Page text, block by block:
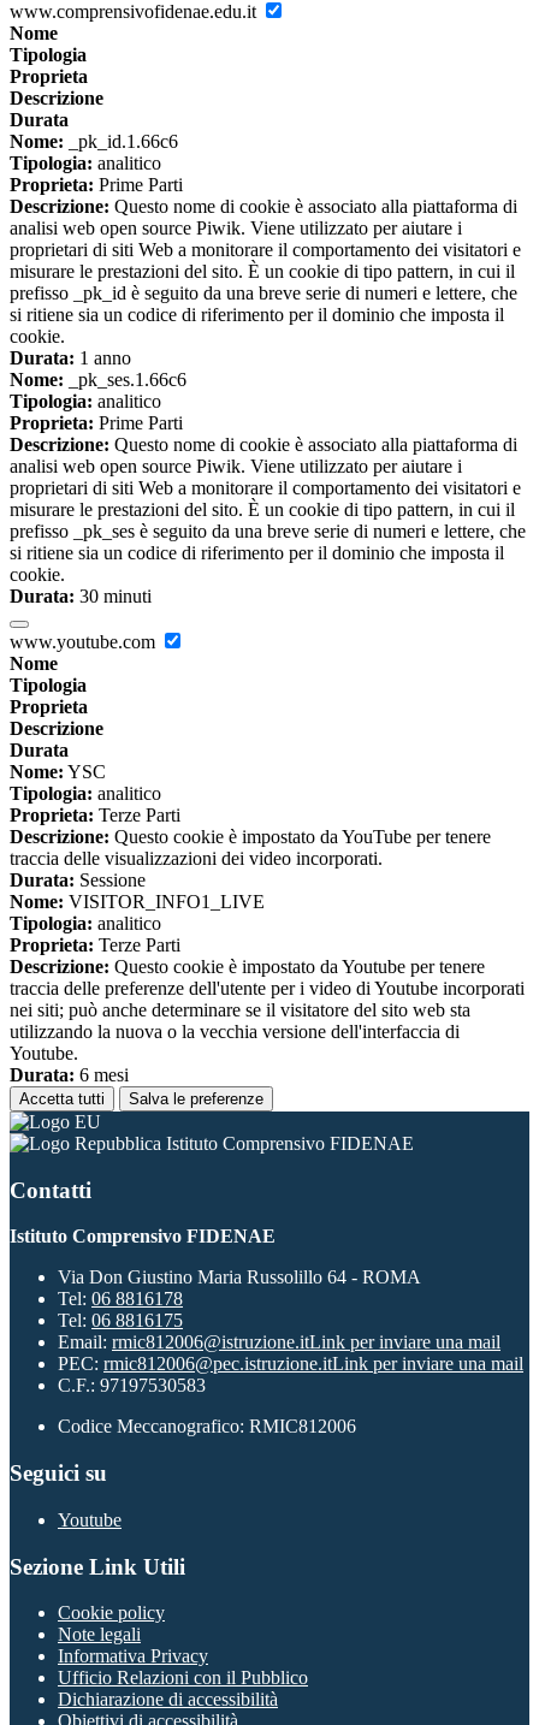
www.comprensivofidenae.edu.it
Nome
Tipologia
Proprieta
Descrizione
Durata
Nome: _pk_id.1.66c6
Tipologia: analitico
Proprieta: Prime Parti
Descrizione: Questo nome di cookie è associato alla piattaforma di
analisi web open source Piwik. Viene utilizzato per aiutare i
proprietari di siti Web a monitorare il comportamento dei visitatori e
misurare le prestazioni del sito. È un cookie di tipo pattern, in cui il
prefisso _pk_id è seguito da una breve serie di numeri e lettere, che
si ritiene sia un codice di riferimento per il dominio che imposta il
cookie.
Durata: 1 anno
Nome: _pk_ses.1.66c6
Tipologia: analitico
Proprieta: Prime Parti
Descrizione: Questo nome di cookie è associato alla piattaforma di
analisi web open source Piwik. Viene utilizzato per aiutare i
proprietari di siti Web a monitorare il comportamento dei visitatori e
misurare le prestazioni del sito. È un cookie di tipo pattern, in cui il
prefisso _pk_ses è seguito da una breve serie di numeri e lettere, che
si ritiene sia un codice di riferimento per il dominio che imposta il
cookie.
Durata: 30 minuti
www.youtube.com
Nome
Tipologia
Proprieta
Descrizione
Durata
Nome: YSC
Tipologia: analitico
Proprieta: Terze Parti
Descrizione: Questo cookie è impostato da YouTube per tenere
traccia delle visualizzazioni dei video incorporati.
Durata: Sessione
Nome: VISITOR_INFO1_LIVE
Tipologia: analitico
Proprieta: Terze Parti
Descrizione: Questo cookie è impostato da Youtube per tenere
traccia delle preferenze dell'utente per i video di Youtube incorporati
nei siti; può anche determinare se il visitatore del sito web sta
utilizzando la nuova o la vecchia versione dell'interfaccia di
Youtube.
Durata: 6 mesi
Accetta tutti Salva le preferenze
Istituto Comprensivo FIDENAE
Contatti
Istituto Comprensivo FIDENAE
Via Don Giustino Maria Russolillo 64 - ROMA
Tel: 06 8816178
Tel: 06 8816175
Email: rmic812006@istruzione.itLink per inviare una mail
PEC: rmic812006@pec.istruzione.itLink per inviare una mail
C.F.: 97197530583
Codice Meccanografico: RMIC812006
Seguici su
Youtube
Sezione Link Utili
Cookie policy
Note legali
Informativa Privacy
Ufficio Relazioni con il Pubblico
Dichiarazione di accessibilità